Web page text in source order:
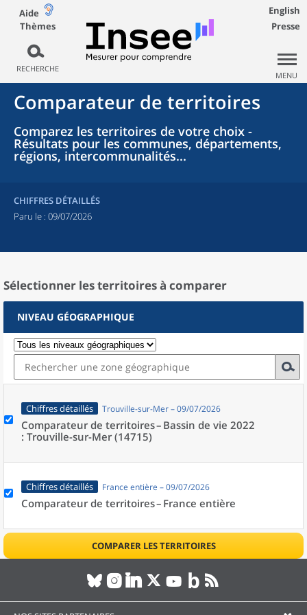
Aide
Thèmes
RECHERCHE
English
Presse
MENU
Comparateur de territoires
Comparez les territoires de votre choix -
Résultats pour les communes, départements,
régions, intercommunalités...
CHIFFRES DÉTAILLÉS
Paru le : 09/07/2026
Sélectionner les territoires à comparer
NIVEAU GÉOGRAPHIQUE
Chiffres détaillés Trouville-sur-Mer – 09/07/2026
Comparateur de territoires – Bassin de vie 2022
: Trouville-sur-Mer (14715)
Chiffres détaillés France entière – 09/07/2026
Comparateur de territoires – France entière
COMPARER LES TERRITOIRES